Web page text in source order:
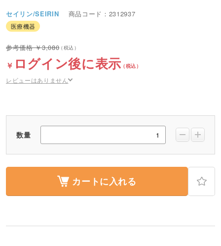
セイリン/SEIRIN 商品コード：2312937
医療機器
3,080
ログイン後に表示
レビューはありません
数量
カートに入れる